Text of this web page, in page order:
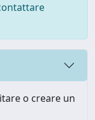
o creare un